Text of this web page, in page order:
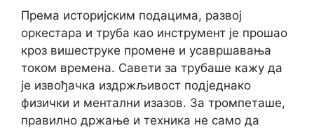
Према историјским подацима, развој
оркестара и труба као инструмент је прошао
кроз вишеструке промене и усавршавања
током времена. Савети за трубаше кажу да
је извођачка издржљивост подједнако
физички и ментални изазов. За трoмпеташе,
правилно држање и техника не само да